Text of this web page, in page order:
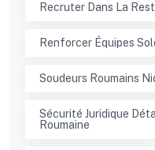
Recruter Dans La
Renforcer Équipes
Soudeurs Roumains
Sécurité Juridique
Roumaine